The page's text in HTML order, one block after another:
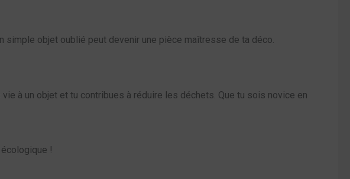
simple objet oublié peut devenir une pièce maîtresse de ta déco.
à un objet et tu contribues à réduire les déchets. Que tu sois novice en
!